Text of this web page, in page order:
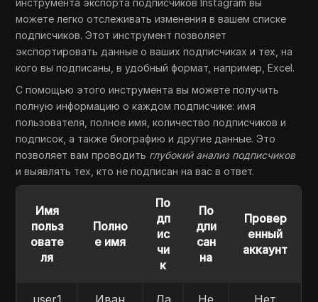
инструмента экспорта подписчиков Instagram вы
можете легко отслеживать изменения в вашем списке
подписчиков. Этот инструмент позволяет
экспортировать данные о ваших подписчиках и тех, на
кого вы подписаны, в удобный формат, например, Excel.
С помощью этого инструмента вы можете получить
полную информацию о каждом подписчике: имя
пользователя, полное имя, количество подписчиков и
подписок, а также биографию и другие данные. Это
позволяет вам проводить глубокий анализ подписчиков
и выявлять тех, кто не подписан на вас в ответ.
Имя
польз
овате
ля
Полно
е имя
По
дп
ис
чи
к
По
дпи
сан
на
Провер
енный
аккаунт
user1
Иван
Да
Не
Нет